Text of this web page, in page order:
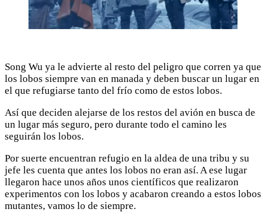
Song Wu ya le advierte al resto del peligro que corren ya que
los lobos siempre van en manada y deben buscar un lugar en
el que refugiarse tanto del frío como de estos lobos.
Así que deciden alejarse de los restos del avión en busca de
un lugar más seguro, pero durante todo el camino les
seguirán los lobos.
Por suerte encuentran refugio en la aldea de una tribu y su
jefe les cuenta que antes los lobos no eran así. A ese lugar
llegaron hace unos años unos científicos que realizaron
experimentos con los lobos y acabaron creando a estos lobos
mutantes, vamos lo de siempre.